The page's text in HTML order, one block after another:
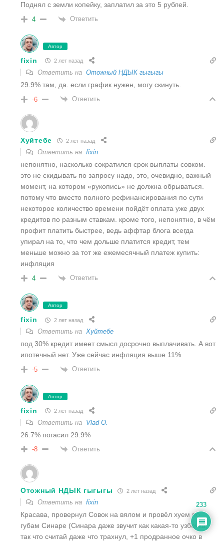
Поднял с земли копейку, заплатил за это 5 рублей.
4 Ответить
Автор
fixin 2 лет назад
Ответить на Отожный НДЫК гыгыгы
29.9% там, да. если график нужен, могу скинуть.
-6 Ответить
Хуйтебе 2 лет назад
Ответить на fixin
непонятно, насколько сократился срок выплаты совком.
это не скидывать по запросу надо, это, очевидно, важный
момент, на котором «рукопись» не должна обрываться.
потому что вместо полного рефинансирования по сути
некоторое количество времени пойдёт оплата уже двух
кредитов по разным ставкам. кроме того, непонятно, в чём
профит платить быстрее, ведь аффтар блога всегда
упирал на то, что чем дольше платится кредит, тем
меньше можно за тот же ежемесячный платеж купить:
инфляция
4 Ответить
Автор
fixin 2 лет назад
Ответить на Хуйтебе
под 30% кредит имеет смысл досрочно выплачивать. А вот
ипотечный нет. Уже сейчас инфляция выше 11%
-5 Ответить
Автор
fixin 2 лет назад
Ответить на Vlad O.
26.7% погасил 29.9%
-8 Ответить
Отожный НДЫК гыгыгы 2 лет назад
Ответить на fixin
Красава, провернул Совок на вялом и провёл хуем по
губам Синаре (Синара даже звучит как какая-то узбечка,
так что считай даже что трахнул, +1 продранное очко в
233